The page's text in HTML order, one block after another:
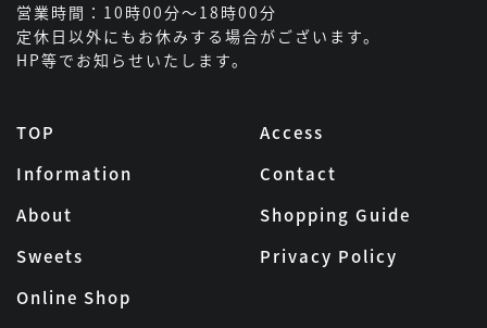
営業時間：10時00分～18時00分
定休日以外にもお休みする場合がございます。
HP等でお知らせいたします。
TOP
Information
About
Sweets
Online Shop
Access
Contact
Shopping Guide
Privacy Policy